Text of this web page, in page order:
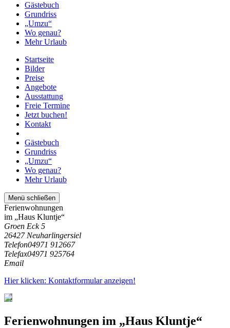
Gästebuch
Grundriss
„Umzu“
Wo genau?
Mehr Urlaub
Startseite
Bilder
Preise
Angebote
Ausstattung
Freie Termine
Jetzt buchen!
Kontakt
Gästebuch
Grundriss
„Umzu“
Wo genau?
Mehr Urlaub
Menü schließen
Ferienwohnungen
im „Haus Kluntje“
Groen Eck 5
26427 Neuharlingersiel
Telefon04971 912667
Telefax04971 925764
Email
Hier klicken: Kontaktformular anzeigen!
Ferienwohnungen im „Haus Kluntje“